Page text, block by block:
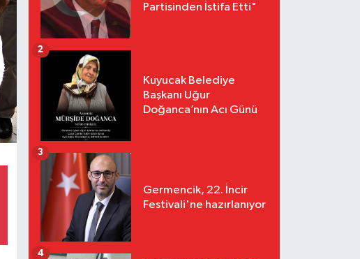
Partisinden İstifa Etti"
Kuyucak Belediye
Başkanı Uğur
Doğanca’nın Acı Günü
2
Germencik, 22. İncir
Festivali'ne hazırlanıyor
3
4